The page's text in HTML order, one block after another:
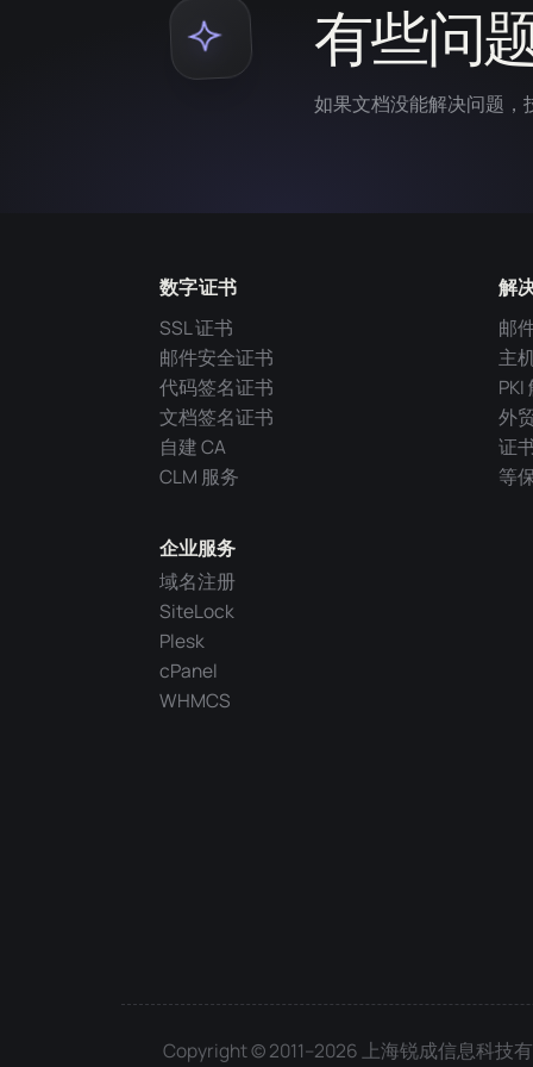
有些问
如果文档没能解决问题，
数字证书
SSL 证书
邮件安全证书
代码签名证书
文档签名证书
自建 CA
CLM 服务
企业服务
域名注册
SiteLock
Plesk
cPanel
WHMCS
解
邮
主
PKI
外
证
等
Copyright © 2011–2026 上海锐成信息科技